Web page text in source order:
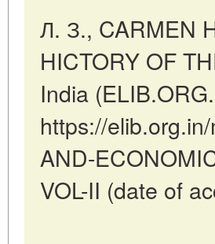
Л. З., CARMEN
HICTORY OF
India
https://
AND-
VOL-II (date of